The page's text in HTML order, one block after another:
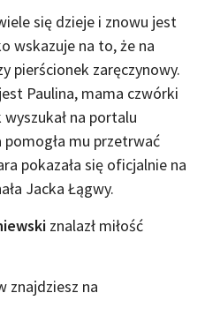
się dzieje i znowu jest
wskazuje na to, że na
pierścionek zaręczynowy.
Paulina, mama czwórki
na portalu
mu przetrwać
pokazała się oficjalnie na
Jacka Łągwy.
znalazł miłość
znajdziesz na